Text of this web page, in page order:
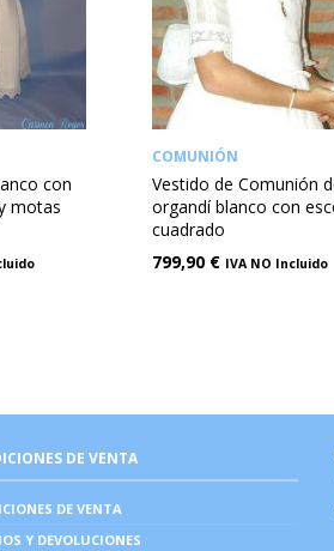
con
motas
COMUNIÓN
Vestido de Comunión
organdí blanco con
cuadrado
799,90 € IVA NO Incluido
DE VENTA
DE VENTA
Y DEVOLUCIONES